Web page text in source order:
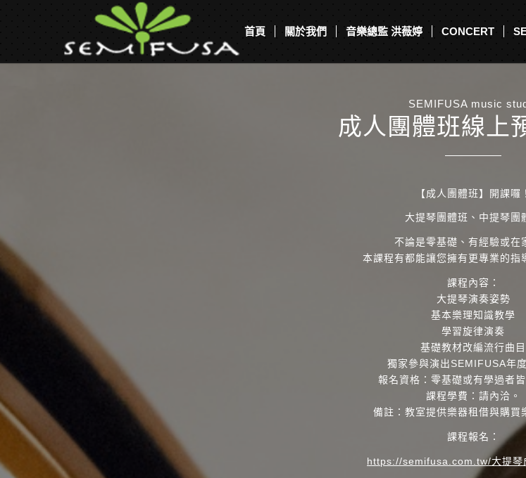
首頁 關於我們 音樂總監 洪薇婷 CONCERT
SEMIFUSA music
成人團體班線上
【成人團體班】開課囉！
大提琴團體班、中提琴團
不論是零基礎、有經驗或在
本課程有都能讓您擁有更專業的指
課程內容：
大提琴演奏姿勢
基本樂理知識教學
學習旋律演奏
基礎教材改編流行曲目
獨家參與演出SEMIFUSA年
報名資格：零基礎或有學過者皆
課程學費：請內洽。
備註：教室提供樂器租借與購買
課程報名：
https://semifusa.com.tw/大提琴